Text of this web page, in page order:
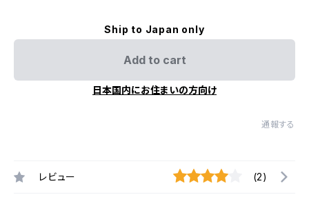
Ship to Japan only
Add to cart
日本国内にお住まいの方向け
通報する
レビュー (2)